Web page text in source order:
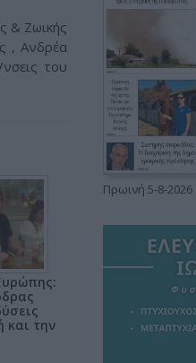
& Ζωικής
, Ανδρέα
του
και την
Πρωινή 5-8-2026